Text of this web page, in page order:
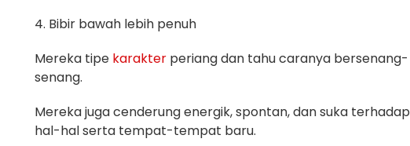
4. Bibir bawah lebih penuh
Mereka tipe karakter periang dan tahu caranya bersenang-
senang.
Mereka juga cenderung energik, spontan, dan suka terhadap
hal-hal serta tempat-tempat baru.